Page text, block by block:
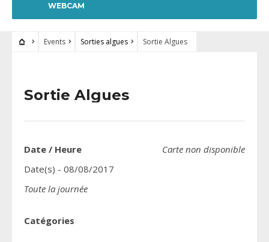
WEBCAM
Events Sorties algues Sortie Algues
Sortie Algues
Carte non disponible
Date / Heure
Date(s) - 08/08/2017
Toute la journée
Catégories